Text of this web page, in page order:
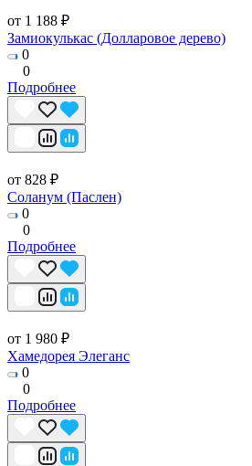
от 1 188 ₽
Замиокулькас (Долларовое дерево)
0
0
Подробнее
от 828 ₽
Соланум (Паслен)
0
0
Подробнее
от 1 980 ₽
Хамедорея Элеганс
0
0
Подробнее